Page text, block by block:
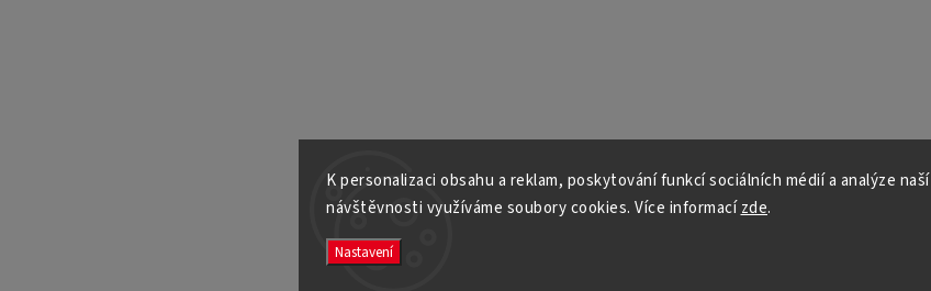
K personalizaci obsahu a reklam, poskytování funkcí sociálních médií a analýze naší
návštěvnosti využíváme soubory cookies. Více informacízde.
Nastavení